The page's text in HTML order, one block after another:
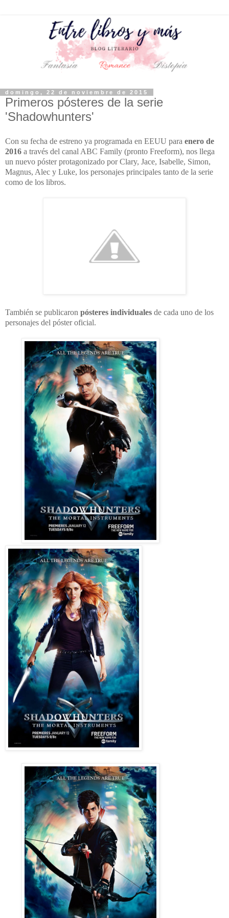
domingo, 22 de noviembre de 2015
Primeros pósteres de la serie
'Shadowhunters'
Con su fecha de estreno ya programada en EEUU para enero de
2016 a través del canal ABC Family (pronto Freeform), nos llega
un nuevo póster protagonizado por Clary, Jace, Isabelle, Simon,
Magnus, Alec y Luke, los personajes principales tanto de la serie
como de los libros.
También se publicaron pósteres individuales de cada uno de los
personajes del póster oficial.